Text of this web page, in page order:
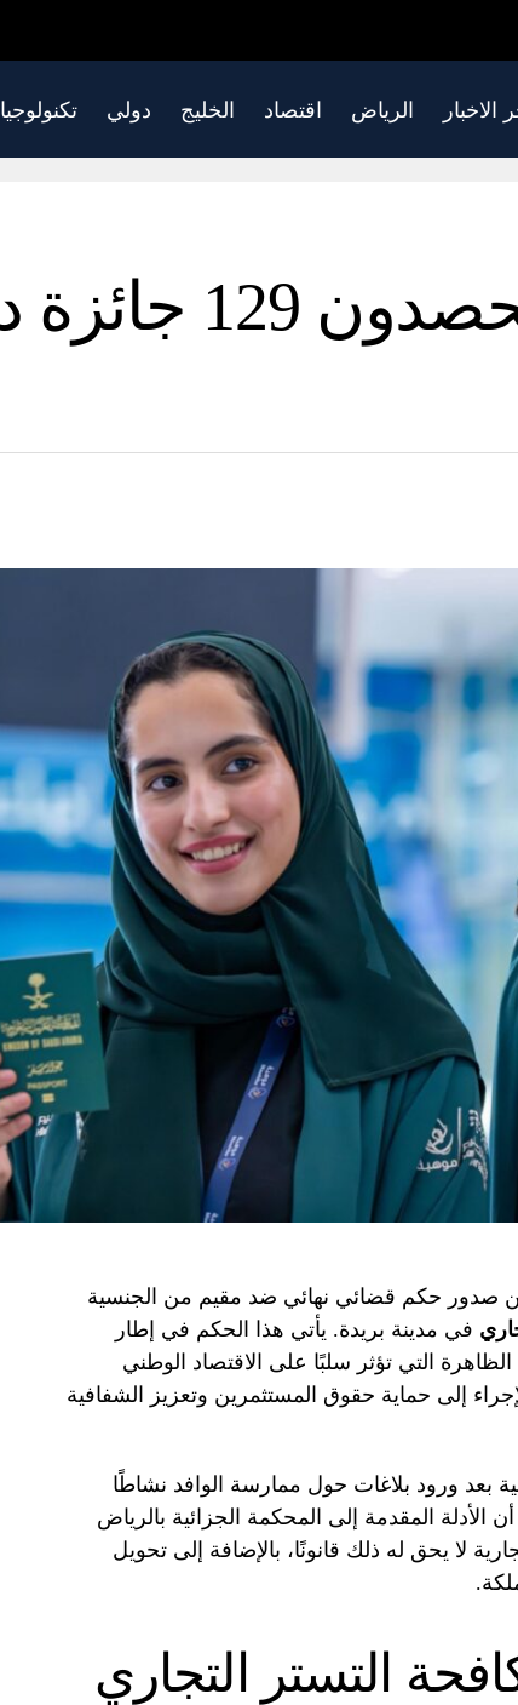
الاخبار الرياض اقتصاد الخليج دولي تكنولوجيا
عن صدور حكم قضائي نهائي ضد مقيم من الجنسية
في مدينة بريدة. يأتي هذا الحكم في إطار
التي تؤثر سلبًا على الاقتصاد الوطني
إلى حماية حقوق المستثمرين وتعزيز الشفافية
بعد ورود بلاغات حول ممارسة الوافد نشاطًا
الأدلة المقدمة إلى المحكمة الجزائية بالرياض
لا يحق له ذلك قانونًا، بالإضافة إلى تحويل
التستر التجاري